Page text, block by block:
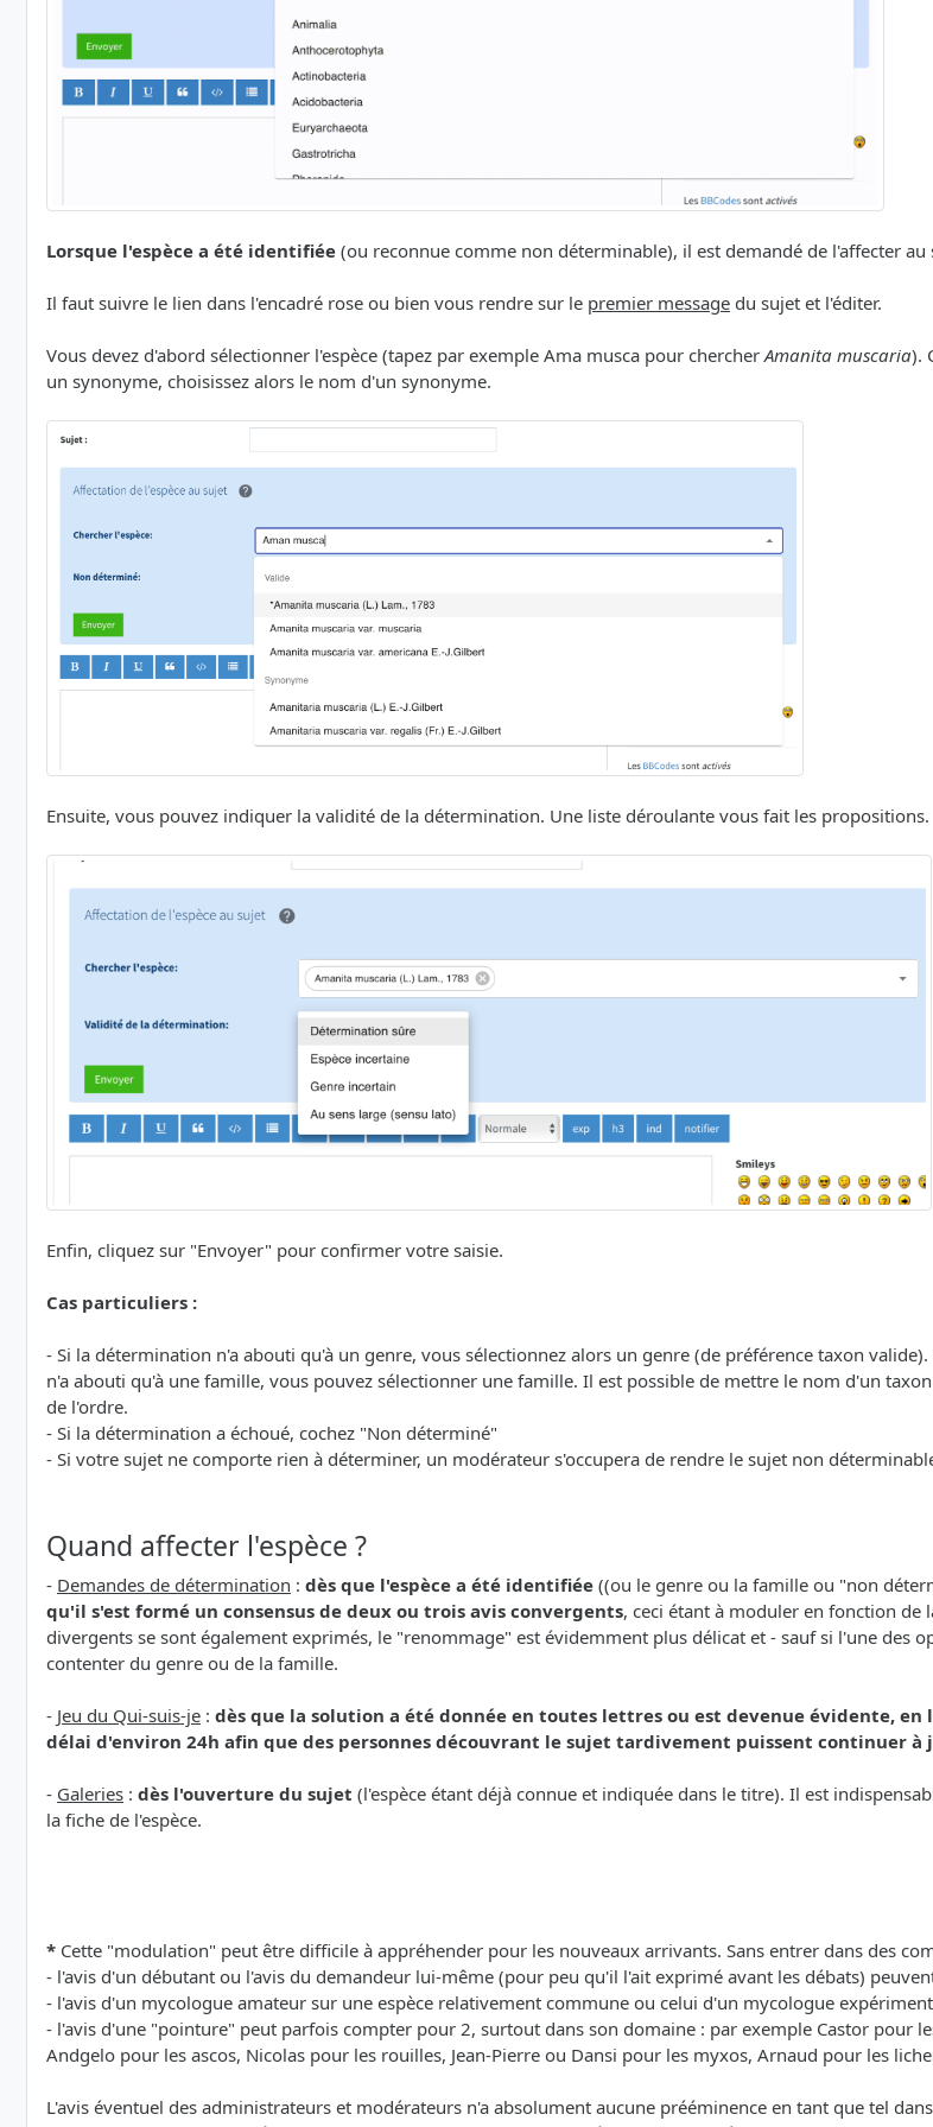
Lorsque l'espèce a été identifiée (ou reconnue comme non déterminable), il est demandé de l'affecter au
Il faut suivre le lien dans l'encadré rose ou bien vous rendre sur le premier message du sujet et l'éditer.
Vous devez d'abord sélectionner l'espèce (tapez par exemple Ama musca pour chercherAmanita muscaria).
un synonyme, choisissez alors le nom d'un synonyme.
Ensuite, vous pouvez indiquer la validité de la détermination. Une liste déroulante vous fait les propositions.
Enfin, cliquez sur "Envoyer" pour confirmer votre saisie.
Cas particuliers :
- Si la détermination n'a abouti qu'à un genre, vous sélectionnez alors un genre (de préférence taxon
n'a abouti qu'à une famille, vous pouvez sélectionner une famille. Il est possible de mettre le nom d'un
de l'ordre.
- Si la détermination a échoué, cochez "Non déterminé"
- Si votre sujet ne comporte rien à déterminer, un modérateur s'occupera de rendre le sujet non
Quand affecter l'espèce ?
- Demandes de détermination : dès que l'espèce a été identifiée ((ou le genre ou la famille ou "non
qu'il s'est formé un consensus de deux ou trois avis convergents, ceci étant à moduler en fonction
divergents se sont également exprimés, le "renommage" est évidemment plus délicat et - sauf si l'une des
contenter du genre ou de la famille.
- Jeu du Qui-suis-je : dès que la solution a été donnée en toutes lettres ou est devenue évidente,
délai d'environ 24h afin que des personnes découvrant le sujet tardivement puissent continuer à
- Galeries : dès l'ouverture du sujet (l'espèce étant déjà connue et indiquée dans le titre). Il est
la fiche de l'espèce.
* Cette "modulation" peut être difficile à appréhender pour les nouveaux arrivants. Sans entrer dans des
- l'avis d'un débutant ou l'avis du demandeur lui-même (pour peu qu'il l'ait exprimé avant les débats)
- l'avis d'un mycologue amateur sur une espèce relativement commune ou celui d'un mycologue
- l'avis d'une "pointure" peut parfois compter pour 2, surtout dans son domaine : par exemple Castor pour
Andgelo pour les ascos, Nicolas pour les rouilles, Jean-Pierre ou Dansi pour les myxos, Arnaud pour les
L'avis éventuel des administrateurs et modérateurs n'a absolument aucune prééminence en tant que tel